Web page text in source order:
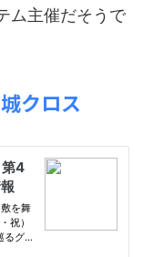
ム主催だそうで
クロス